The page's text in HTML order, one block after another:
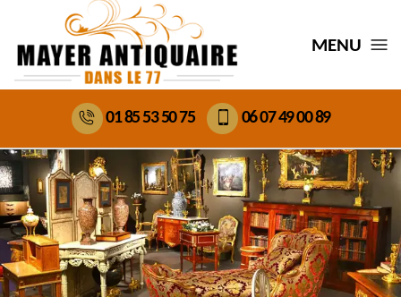
MENU
01 85 53 50 75 06 07 49 00 89